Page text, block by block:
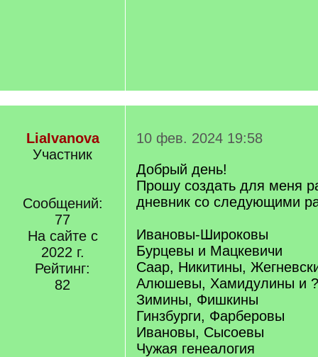
LiaIvanova
Участник
Сообщений:
77
На сайте с
2022 г.
Рейтинг:
82
10 фев. 2024 19:58
Добрый день!
Прошу создать для меня
дневник со следующими
Ивановы-Широковы
Бурцевы и Мацкевичи
Саар, Никитины,
Алюшевы, Хамидулины и ?
Зимины, Фишкины
Гинзбурги, Фарберовы
Ивановы, Сысоевы
Чужая генеалогия